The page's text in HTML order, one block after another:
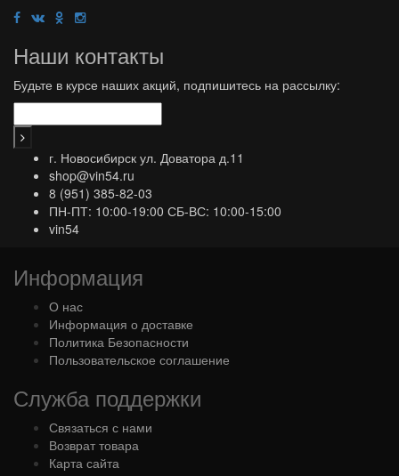
Наши контакты
Будьте в курсе наших акций, подпишитесь на рассылку:
г. Новосибирск ул. Доватора д.11
shop@vin54.ru
8 (951) 385-82-03
ПН-ПТ: 10:00-19:00 СБ-ВС: 10:00-15:00
vin54
Информация
О нас
Информация о доставке
Политика Безопасности
Пользовательское соглашение
Служба поддержки
Связаться с нами
Возврат товара
Карта сайта